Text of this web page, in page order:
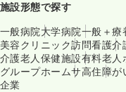
施設形態で探す
一般病院大学病院一般＋療
美容クリニック訪問看護介
介護老人保健施設有料老人
グループホームサ高住障が
企業